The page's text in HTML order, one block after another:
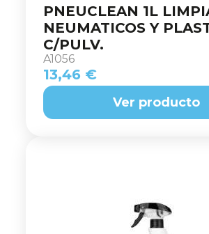
PNEUCLEAN 1L
NEUMATICOS Y
C/PULV.
A1056
13,46 €
Ver producto